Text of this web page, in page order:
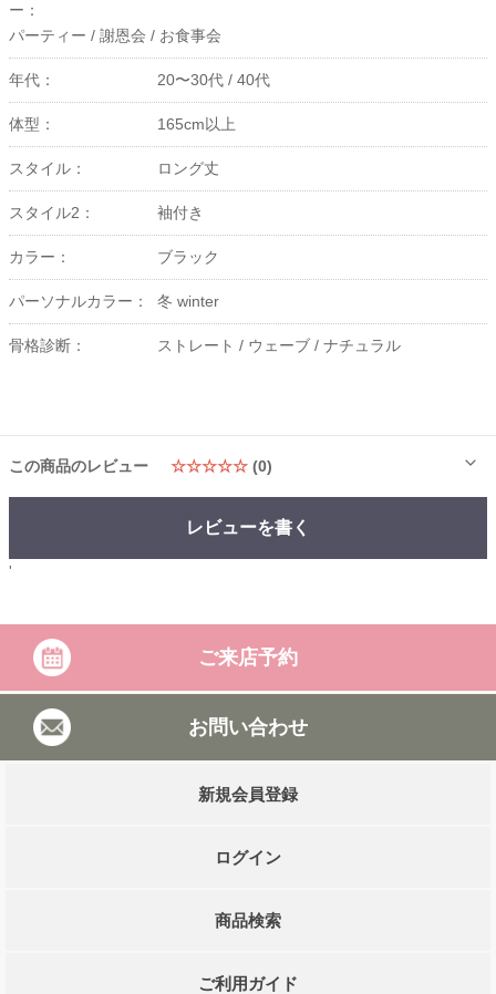
ー：
パーティー / 謝恩会 / お食事会
年代： 20〜30代 / 40代
体型： 165cm以上
スタイル： ロング丈
スタイル2： 袖付き
カラー： ブラック
パーソナルカラー： 冬 winter
骨格診断： ストレート / ウェーブ / ナチュラル
この商品のレビュー ☆☆☆☆☆ (0)
レビューを書く
'
ご来店予約
お問い合わせ
新規会員登録
ログイン
商品検索
ご利用ガイド